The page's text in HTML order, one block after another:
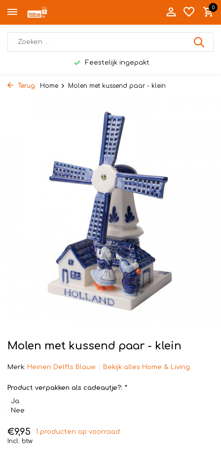
0
Feestelijk ingepakt
Terug Home Molen met kussend paar - klein
Molen met kussend paar - klein
Merk: Heinen Delfts Blauw Bekijk alles Home & Living
Product verpakken als cadeautje?: *
Ja
Nee
€9,95
1 producten op voorraad
Incl. btw